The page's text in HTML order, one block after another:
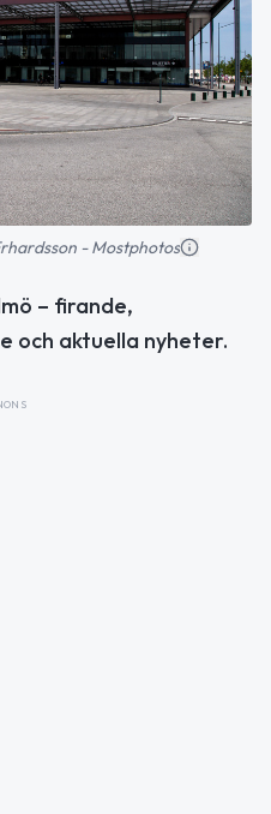
- Mostphotos
– firande,
och aktuella nyheter.